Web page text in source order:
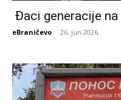
Đaci generacije
eBraničevo - 26. jun 2026.